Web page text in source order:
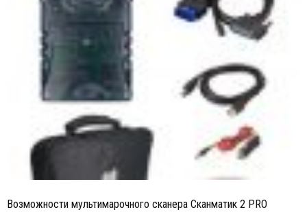
Возможности мультимарочного сканера Сканматик 2 PRO